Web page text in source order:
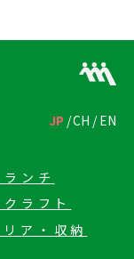
JP CH EN
ンチ
ラフト
ア・収納